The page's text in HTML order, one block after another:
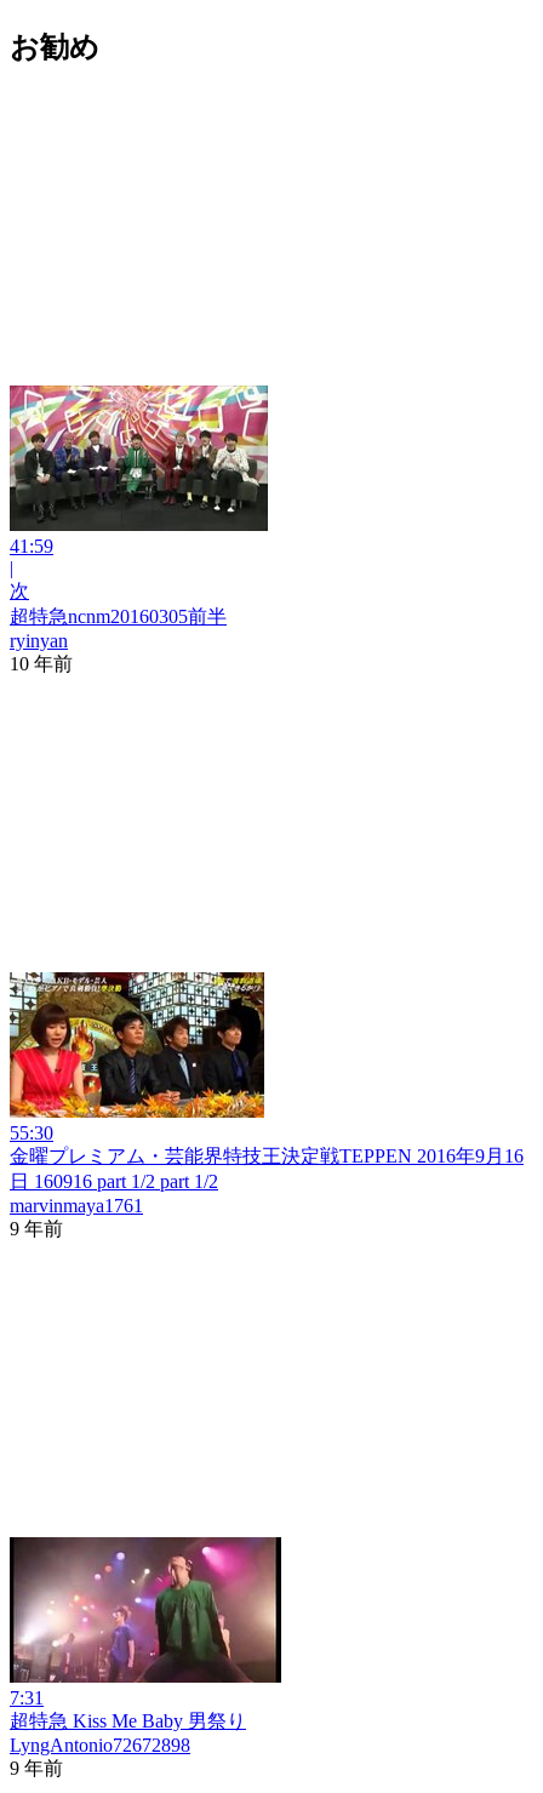
お勧め
41:59
|
次
超特急ncnm20160305前半
ryinyan
10 年前
55:30
金曜プレミアム・芸能界特技王決定戦TEPPEN 2016年9月16
日 160916 part 1/2 part 1/2
marvinmaya1761
9 年前
7:31
超特急 Kiss Me Baby 男祭り
LyngAntonio72672898
9 年前